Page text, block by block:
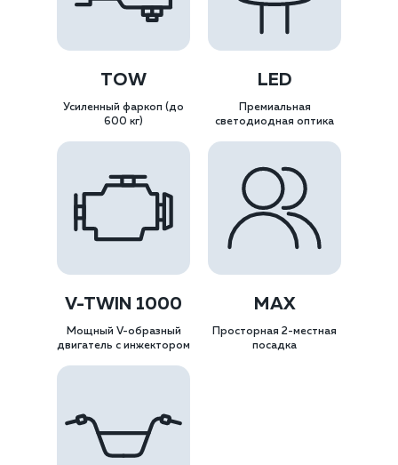
Усиленный фаркоп (до
600 кг)
TOW
Премиальная
светодиодная оптика
LED
Мощный V-образный
двигатель с инжектором
V-TWIN 1000
Просторная 2-местная
посадка
MAX